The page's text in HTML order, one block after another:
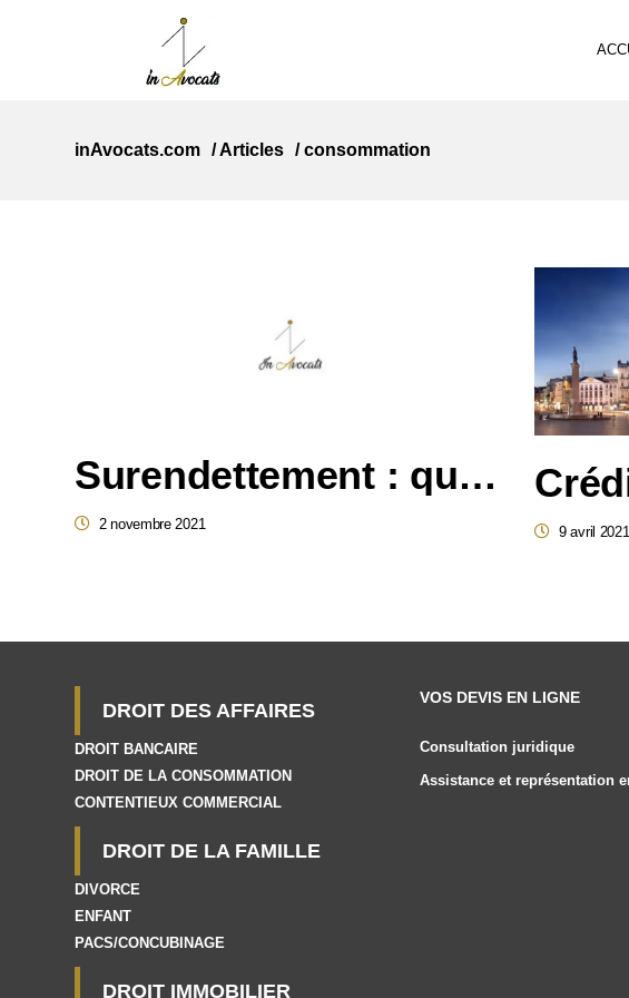
inAvocats.com /Articles /consommation
Surendettement : quel est le sort des saisies ?
2 novembre 2021 9 avril 2021
DROIT DES AFFAIRES
DROIT BANCAIRE
DROIT DE LA CONSOMMATION
CONTENTIEUX COMMERCIAL
DROIT DE LA FAMILLE
DIVORCE
ENFANT
PACS/CONCUBINAGE
DROIT IMMOBILIER
VOS DEVIS EN LIGNE
Consultation juridique
Assistance et représentation